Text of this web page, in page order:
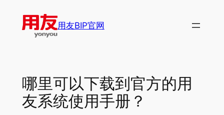
用友BIP官网
哪里可以下载到官方的用
友系统使用手册？